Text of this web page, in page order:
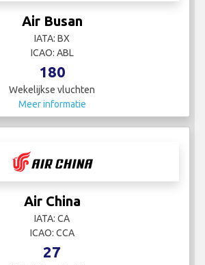
Air Busan
IATA: BX
ICAO: ABL
180
Wekelijkse vluchten
Meer informatie
Air China
IATA: CA
ICAO: CCA
27